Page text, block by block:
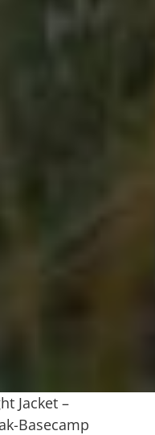
Jacket –
Basecamp